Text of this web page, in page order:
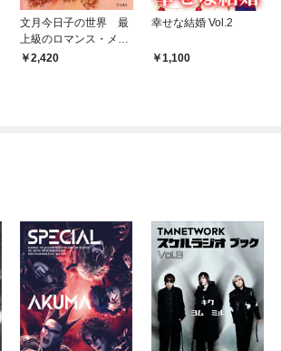
文月今日子の世界 最
上級のロマンス・メイ
カー2,420
幸せな結婚 Vol.2
1,100